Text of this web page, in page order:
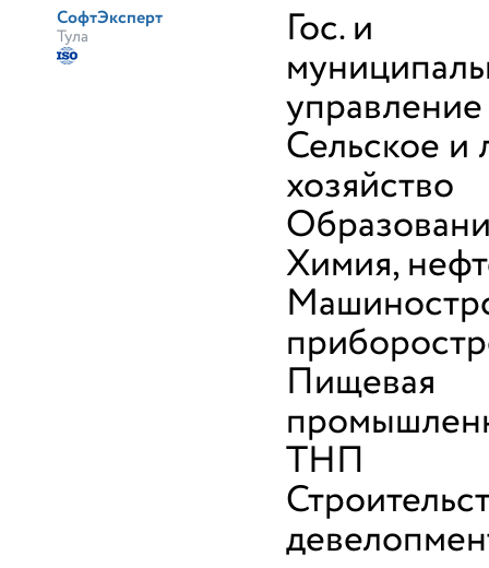
СофтЭксперт
Тула Гос. и
управление
Сельское и
хозяйство
Химия,
Пищевая
ТНП